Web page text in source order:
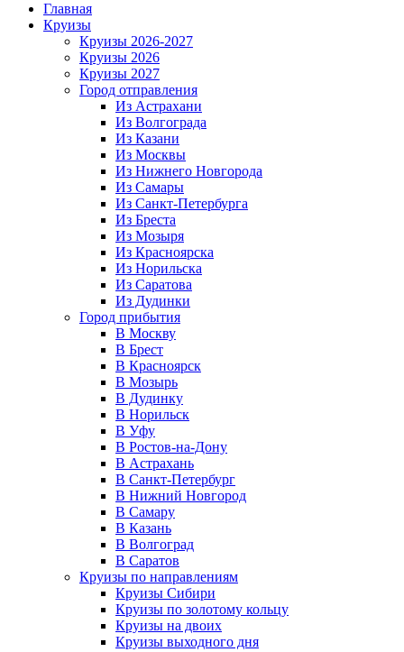
Главная
Круизы
Круизы 2026-2027
Круизы 2026
Круизы 2027
Город отправления
Из Астрахани
Из Волгограда
Из Казани
Из Москвы
Из Нижнего Новгорода
Из Самары
Из Санкт-Петербурга
Из Бреста
Из Мозыря
Из Красноярска
Из Норильска
Из Саратова
Из Дудинки
Город прибытия
В Москву
В Брест
В Красноярск
В Мозырь
В Дудинку
В Норильск
В Уфу
В Ростов-на-Дону
В Астрахань
В Санкт-Петербург
В Нижний Новгород
В Самару
В Казань
В Волгоград
В Саратов
Круизы по направлениям
Круизы Сибири
Круизы по золотому кольцу
Круизы на двоих
Круизы выходного дня